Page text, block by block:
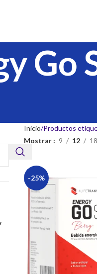
Go
Inicio Productos
Mostrar
9 12 18
-25%